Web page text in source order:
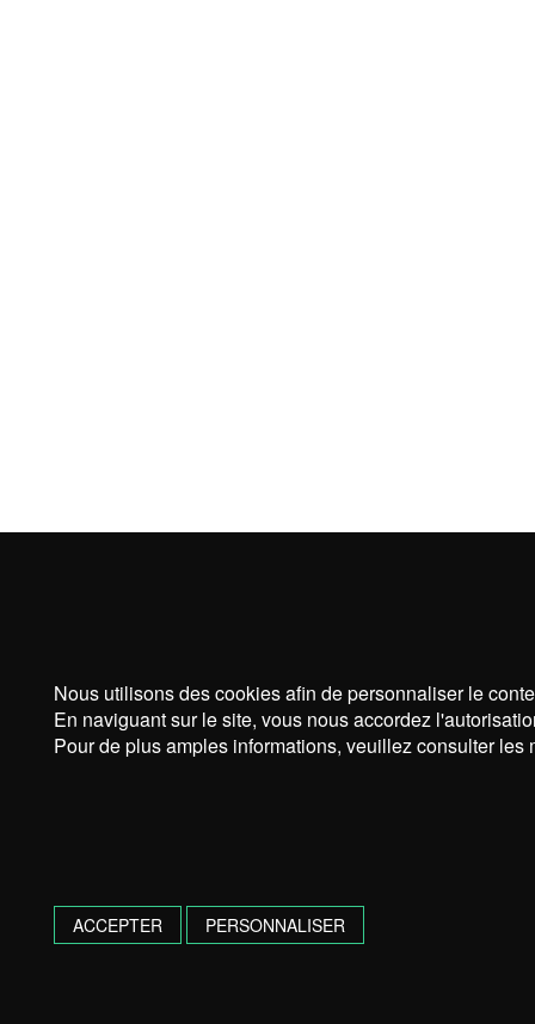
Nous utilisons des cookies afin de personnaliser le
En naviguant sur le site, vous nous accordez
Pour de plus amples informations, veuillez consulter les
ACCEPTER PERSONNALISER